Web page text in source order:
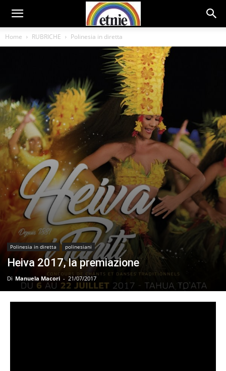
Home RUBRICHE Polinesia in diretta
Polinesia in diretta polinesiani
Heiva 2017, la premiazione
Di Manuela Macori - 21/07/2017